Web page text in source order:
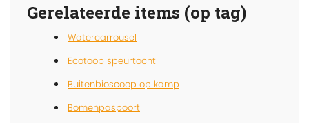
Gerelateerde items (op tag)
Watercarrousel
Ecotoop speurtocht
Buitenbioscoop op kamp
Bomenpaspoort